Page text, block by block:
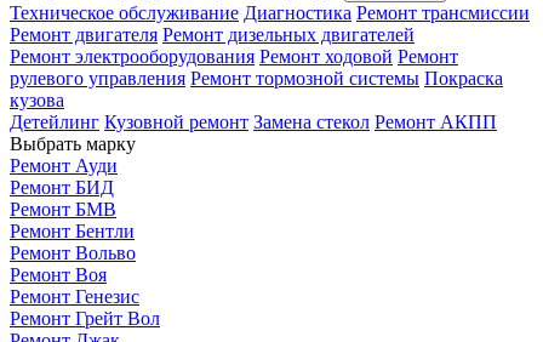
Техническое обслуживание Диагностика Ремонт трансмиссии
Ремонт двигателя Ремонт дизельных двигателей
Ремонт электрооборудования Ремонт ходовой Ремонт
рулевого управления Ремонт тормозной системы Покраска
кузова
Детейлинг Кузовной ремонт Замена стекол Ремонт АКПП
Выбрать марку
Ремонт Ауди
Ремонт БИД
Ремонт БМВ
Ремонт Бентли
Ремонт Вольво
Ремонт Воя
Ремонт Генезис
Ремонт Грейт Вол